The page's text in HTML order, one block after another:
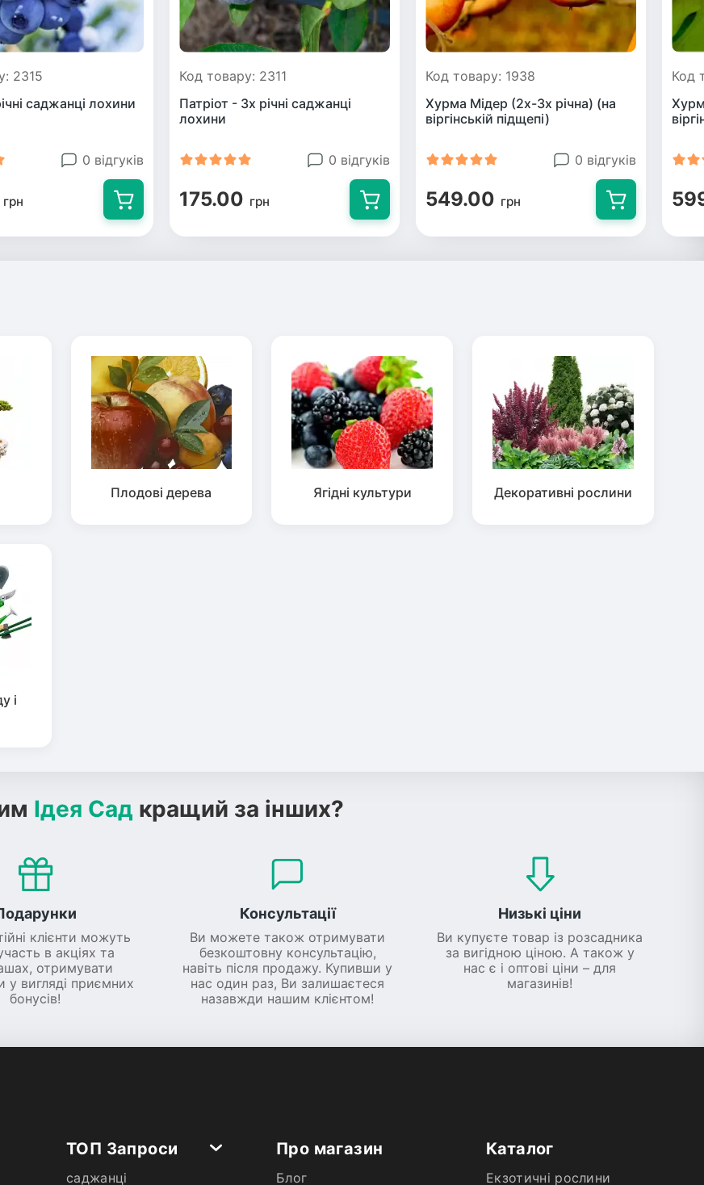
2315
саджанці лохини
0 відгуків
грн
Код товару: 2311
Патріот - 3х річні саджанці
лохини
0 відгуків
175.00 грн
Код товару: 1938
Хурма Мідер (2х-3х річна) (на
віргінській підщепі)
0 відгуків
549.00 грн
Код
Плодові дерева Ягідні культури Декоративні рослини
і
Ідея Сад кращий за інших?
клієнти можуть
в акціях та
отримувати
у вигляді приємних
бонусів!
Консультації
Ви можете також отримувати
безкоштовну консультацію,
навіть після продажу. Купивши у
нас один раз, Ви залишаєтеся
назавжди нашим клієнтом!
Низькі ціни
Ви купуєте товар із розсадника
за вигідною ціною. А також у
нас є і оптові ціни – для
магазинів!
ТОП Запроси
саджанці
Про магазин
Блог
Каталог
Екзотичні рослини